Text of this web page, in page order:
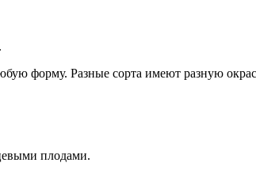
форму. Разные сорта имеют разную
плодами.